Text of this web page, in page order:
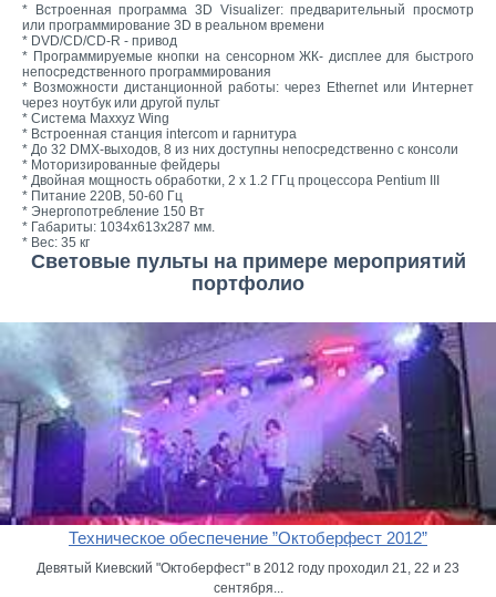
* Встроенная программа 3D Visualizer: предварительный просмотр
или программирование 3D в реальном времени
* DVD/CD/CD-R - привод
* Программируемые кнопки на сенсорном ЖК- дисплее для быстрого
непосредственного программирования
* Возможности дистанционной работы: через Ethernet или Интернет
через ноутбук или другой пульт
* Система Maxxyz Wing
* Встроенная станция intercom и гарнитура
* До 32 DMX-выходов, 8 из них доступны непосредственно с консоли
* Моторизированные фейдеры
* Двойная мощность обработки, 2 х 1.2 ГГц процессора Pentium III
* Питание 220В, 50-60 Гц
* Энергопотребление 150 Вт
* Габариты: 1034х613х287 мм.
* Вес: 35 кг
Световые пульты на примере мероприятий
портфолио
Техническое обеспечение ”Октоберфест 2012”
Девятый Киевский "Октоберфест" в 2012 году проходил 21, 22 и 23
сентября...